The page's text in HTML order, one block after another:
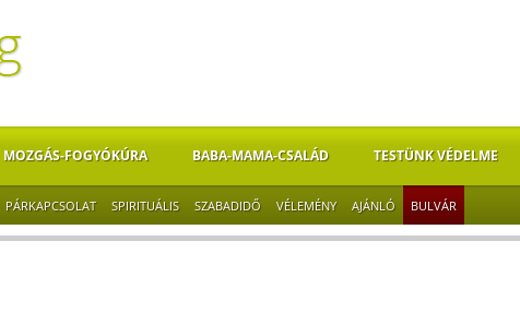
MOZGÁS-FOGYÓKÚRA BABA-MAMA-CSALÁD TESTÜNK VÉDELME
PÁRKAPCSOLAT SPIRITUÁLIS SZABADIDŐ VÉLEMÉNY AJÁNLÓ BULVÁR